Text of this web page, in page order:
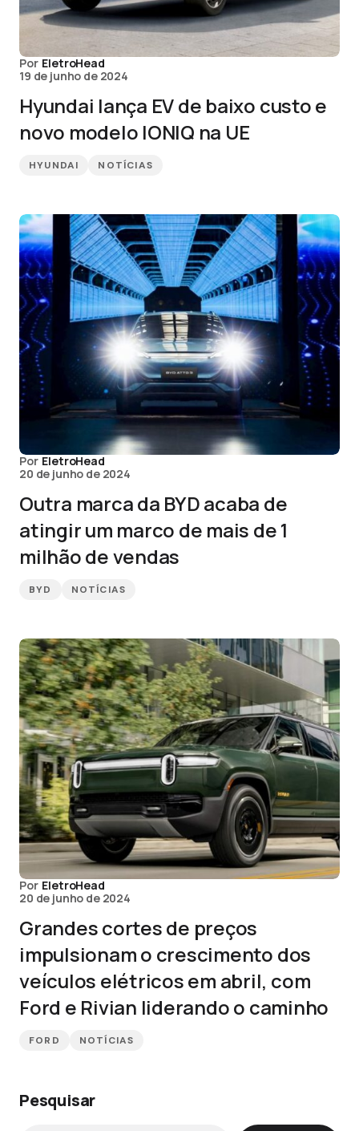
Por EletroHead
19 de junho de 2024
Hyundai lança EV de baixo custo e
novo modelo IONIQ na UE
HYUNDAI NOTÍCIAS
Por EletroHead
20 de junho de 2024
Outra marca da BYD acaba de
atingir um marco de mais de 1
milhão de vendas
BYD NOTÍCIAS
Por EletroHead
20 de junho de 2024
Grandes cortes de preços
impulsionam o crescimento dos
veículos elétricos em abril, com
Ford e Rivian liderando o caminho
FORD NOTÍCIAS
Pesquisar